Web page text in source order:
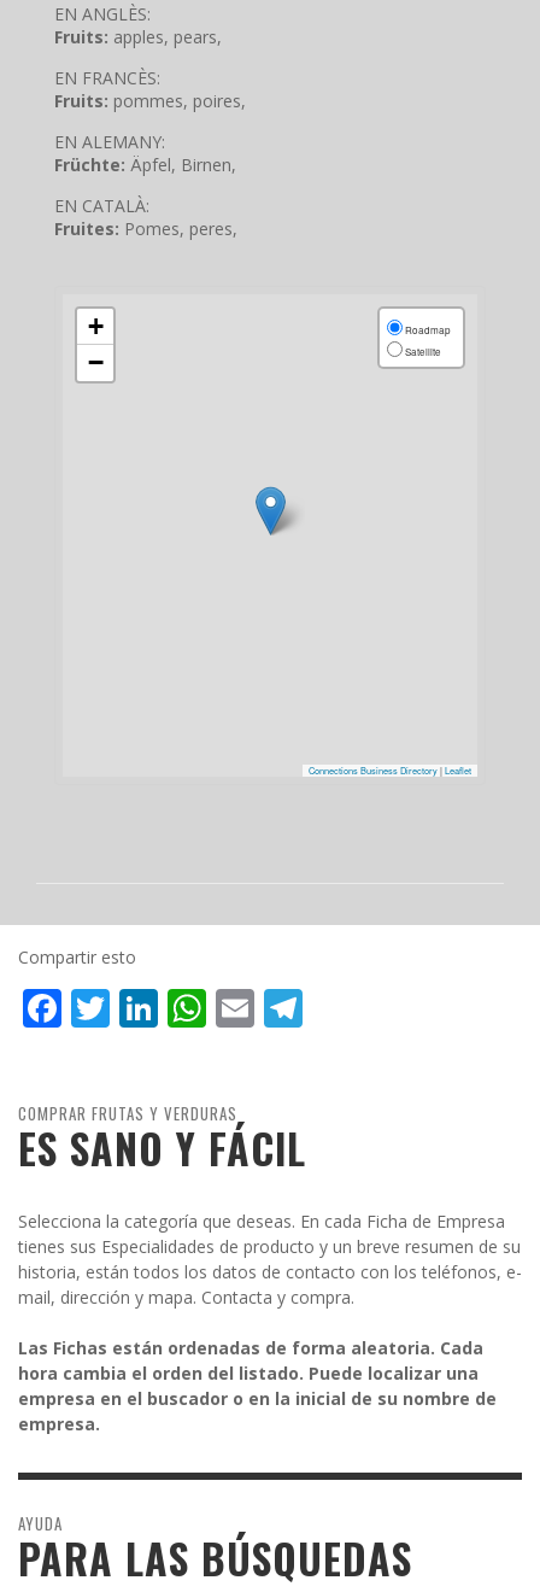
EN ANGLÈS:
Fruits: apples, pears,
EN FRANCÈS:
Fruits: pommes, poires,
EN ALEMANY:
Früchte: Äpfel, Birnen,
EN CATALÀ:
Fruites: Pomes, peres,
+
−
Roadmap
Satellite
Connections Business Directory|Leaflet
Compartir esto
Facebook
Twitter
LinkedIn
WhatsApp
Email
COMPRAR FRUTAS Y VERDURAS
ES SANO Y FÁCIL
Selecciona la categoría que deseas. En cada Ficha de Empresa
tienes sus Especialidades de producto y un breve resumen de su
historia, están todos los datos de contacto con los teléfonos, e-
mail, dirección y mapa. Contacta y compra.
Las Fichas están ordenadas de forma aleatoria. Cada
hora cambia el orden del listado. Puede localizar una
empresa en el buscador o en la inicial de su nombre de
empresa.
AYUDA
PARA LAS BÚSQUEDAS